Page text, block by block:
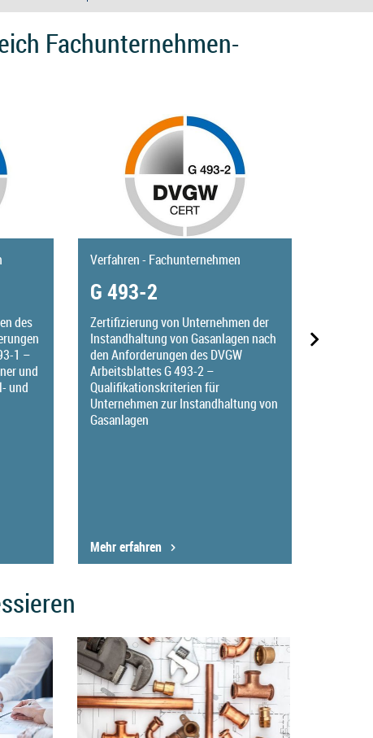
Fachunternehmen-
des
1 –
und
und
Verfahren - Fachunternehmen
G 493-2
Zertifizierung von Unternehmen der
Instandhaltung von Gasanlagen nach
den Anforderungen des DVGW
Arbeitsblattes G 493-2 –
Qualifikationskriterien für
Unternehmen zur Instandhaltung von
Gasanlagen
Mehr erfahren